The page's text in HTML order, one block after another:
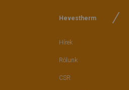
Hevestherm
Hírek
Rólunk
CSR